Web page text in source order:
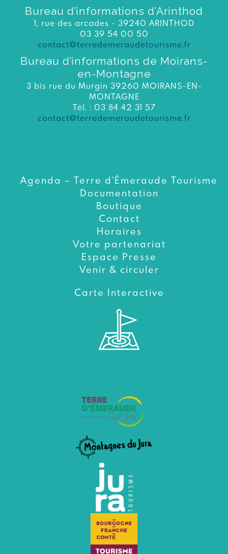
Bureau d’informations d’Arinthod
1, rue des arcades - 39240 ARINTHOD
03 39 54 00 50
contact@terredemeraudetourisme.fr
Bureau d’informations de Moirans-
en-Montagne
3 bis rue du Murgin 39260 MOIRANS-EN-
MONTAGNE
Tél. : 03 84 42 31 57
contact@terredemeraudetourisme.fr
Agenda – Terre d’Émeraude Tourisme
Documentation
Boutique
Contact
Horaires
Votre partenariat
Espace Presse
Venir & circuler
Carte Interactive